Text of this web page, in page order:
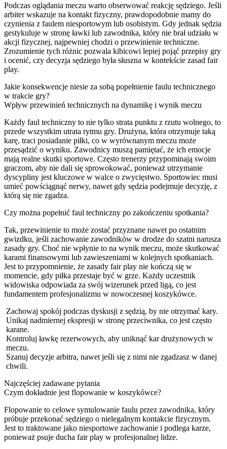
Podczas oglądania meczu warto obserwować reakcję sędziego. Jeśli
arbiter wskazuje na kontakt fizyczny, prawdopodobnie mamy do
czynienia z faulem niesportowym lub osobistym. Gdy jednak sędzia
gestykuluje w stronę ławki lub zawodnika, który nie brał udziału w
akcji fizycznej, najpewniej chodzi o przewinienie techniczne.
Zrozumienie tych różnic pozwala kibicowi lepiej pojąć przepisy gry
i ocenić, czy decyzja sędziego była słuszna w kontekście zasad fair
play.
Jakie konsekwencje niesie za sobą popełnienie faulu technicznego
w trakcie gry?
Wpływ przewinień technicznych na dynamikę i wynik meczu
Każdy faul techniczny to nie tylko strata punktu z rzutu wolnego, to
przede wszystkim utrata rytmu gry. Drużyna, która otrzymuje taką
karę, traci posiadanie piłki, co w wyrównanym meczu może
przesądzić o wyniku. Zawodnicy muszą pamiętać, że ich emocje
mają realne skutki sportowe. Często trenerzy przypominają swoim
graczom, aby nie dali się sprowokować, ponieważ utrzymanie
dyscypliny jest kluczowe w walce o zwycięstwo. Sportowiec musi
umieć powściągnąć nerwy, nawet gdy sędzia podejmuje decyzję, z
którą się nie zgadza.
Czy można popełnić faul techniczny po zakończeniu spotkania?
Tak, przewinienie to może zostać przyznane nawet po ostatnim
gwizdku, jeśli zachowanie zawodników w drodze do szatni narusza
zasady gry. Choć nie wpłynie to na wynik meczu, może skutkować
karami finansowymi lub zawieszeniami w kolejnych spotkaniach.
Jest to przypomnienie, że zasady fair play nie kończą się w
momencie, gdy piłka przestaje być w grze. Każdy uczestnik
widowiska odpowiada za swój wizerunek przed ligą, co jest
fundamentem profesjonalizmu w nowoczesnej koszykówce.
Zachowaj spokój podczas dyskusji z sędzią, by nie otrzymać kary.
Unikaj nadmiernej ekspresji w stronę przeciwnika, co jest często
karane.
Kontroluj ławkę rezerwowych, aby uniknąć kar drużynowych w
meczu.
Szanuj decyzje arbitra, nawet jeśli się z nimi nie zgadzasz w danej
chwili.
Najczęściej zadawane pytania
Czym dokładnie jest flopowanie w koszykówce?
Flopowanie to celowe symulowanie faulu przez zawodnika, który
próbuje przekonać sędziego o nielegalnym kontakcie fizycznym.
Jest to traktowane jako niesportowe zachowanie i podlega karze,
ponieważ psuje ducha fair play w profesjonalnej lidze.